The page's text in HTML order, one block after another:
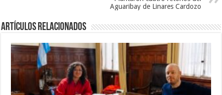
Aguaribay de Linares Cardozo
Artículos Relacionados